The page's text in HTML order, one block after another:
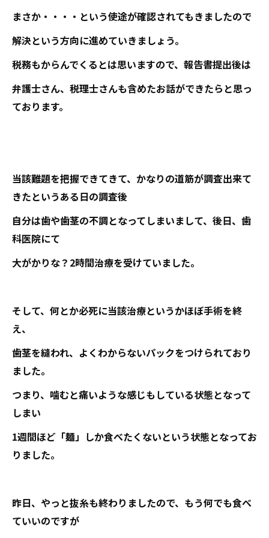
まさか・・・・という使途が確認されてもきましたので
解決という方向に進めていきましょう。
税務もからんでくるとは思いますので、報告書提出後は
弁護士さん、税理士さんも含めたお話ができたらと思っ
ております。
当該難題を把握できてきて、かなりの道筋が調査出来て
きたというある日の調査後
自分は歯や歯茎の不調となってしまいまして、後日、歯
科医院にて
大がかりな？2時間治療を受けていました。
そして、何とか必死に当該治療というかほぼ手術を終
え、
歯茎を縫われ、よくわからないパックをつけられており
ました。
つまり、噛むと痛いような感じもしている状態となって
しまい
1週間ほど「麺」しか食べたくないという状態となってお
りました。
昨日、やっと抜糸も終わりましたので、もう何でも食べ
ていいのですが